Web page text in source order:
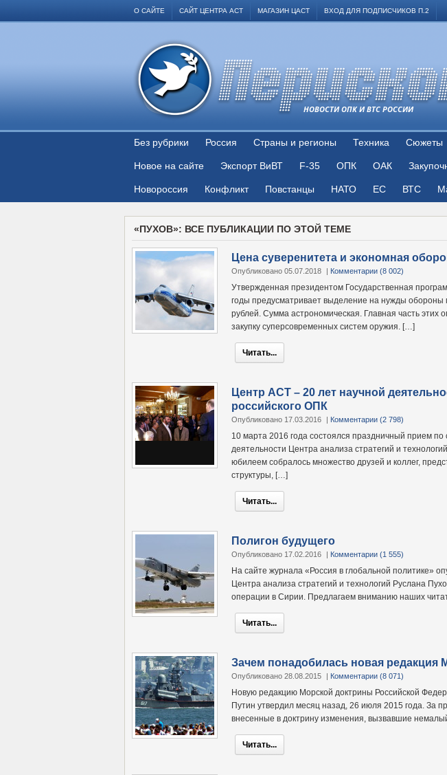
О САЙТЕ САЙТ ЦЕНТРА АСТ МАГАЗИН ЦАСТ ВХОД ДЛЯ ПОДПИСЧИКОВ П.2
НОВОСТИ ОПК И ВТС РОССИИ
Без рубрики Россия Страны и регионы Техника Сюжеты
Новое на сайте Экспорт ВиВТ F-35 ОПК ОАК
Новороссия Конфликт Повстанцы НАТО ЕС ВТС
«ПУХОВ»: ВСЕ ПУБЛИКАЦИИ ПО ЭТОЙ ТЕМЕ
Цена суверенитета и экономная
Опубликовано 05.07.2018 | Комментарии (8 002)
Утвержденная президентом Государственная
годы предусматривает выделение на нужды обороны
рублей. Сумма астрономическая. Главная часть этих
закупку суперсовременных систем оружия. […]
Читать...
Центр АСТ – 20 лет научной
российского ОПК
Опубликовано 17.03.2016 | Комментарии (2 798)
10 марта 2016 года состоялся праздничный прием по
деятельности Центра анализа стратегий и
юбилеем собралось множество друзей и коллег,
структуры, […]
Читать...
Полигон будущего
Опубликовано 17.02.2016 | Комментарии (1 555)
На сайте журнала «Россия в глобальной политике»
Центра анализа стратегий и технологий Руслана
операции в Сирии. Предлагаем вниманию наших
Читать...
Зачем понадобилась новая редакция
Опубликовано 28.08.2015 | Комментарии (8 071)
Новую редакцию Морской доктрины Российской
Путин утвердил месяц назад, 26 июля 2015 года. За
внесенные в доктрину изменения, вызвавшие
Читать...